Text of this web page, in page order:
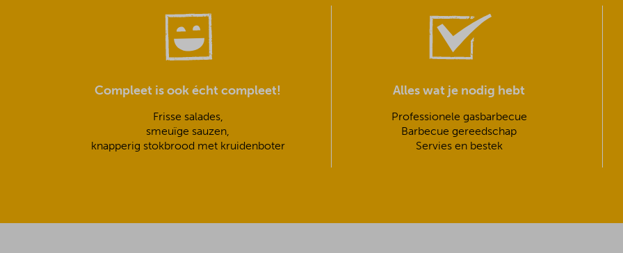
Compleet is ook écht compleet!
Frisse salades,
smeuïge sauzen,
knapperig stokbrood met kruidenboter
Alles wat je nodig hebt
Professionele gasbarbecue
Barbecue gereedschap
Servies en bestek